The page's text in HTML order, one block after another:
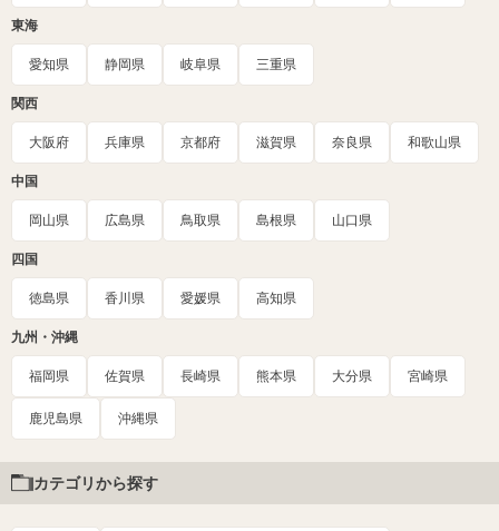
東海
愛知県 静岡県 岐阜県 三重県
関西
大阪府 兵庫県 京都府 滋賀県 奈良県 和歌山県
中国
岡山県 広島県 鳥取県 島根県 山口県
四国
徳島県 香川県 愛媛県 高知県
九州・沖縄
福岡県 佐賀県 長崎県 熊本県 大分県 宮崎県
鹿児島県 沖縄県
カテゴリから探す